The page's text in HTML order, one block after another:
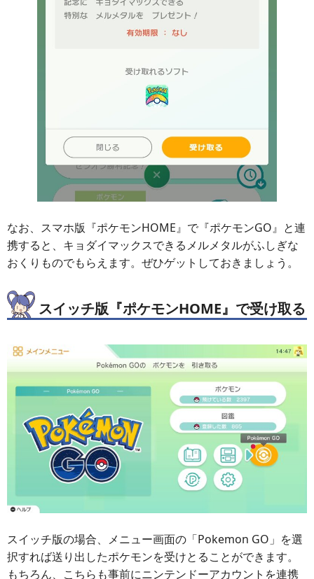
なお、スマホ版『ポケモンHOME』で『ポケモンGO』と連
携すると、キョダイマックスできるメルメタルがふしぎな
おくりものでもらえます。ぜひゲットしておきましょう。
スイッチ版『ポケモンHOME』で受け取る
スイッチ版の場合、メニュー画面の「Pokemon GO」を選
択すれば送り出したポケモンを受けとることができます。
もちろん、こちらも事前にニンテンドーアカウントを連携